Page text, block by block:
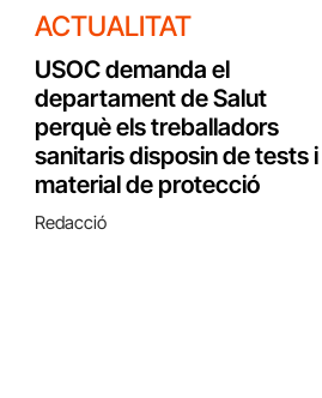
ACTUALITAT
USOC demanda el
departament de Salut
perquè els treballadors
sanitaris disposin de tests i
material de protecció
Redacció